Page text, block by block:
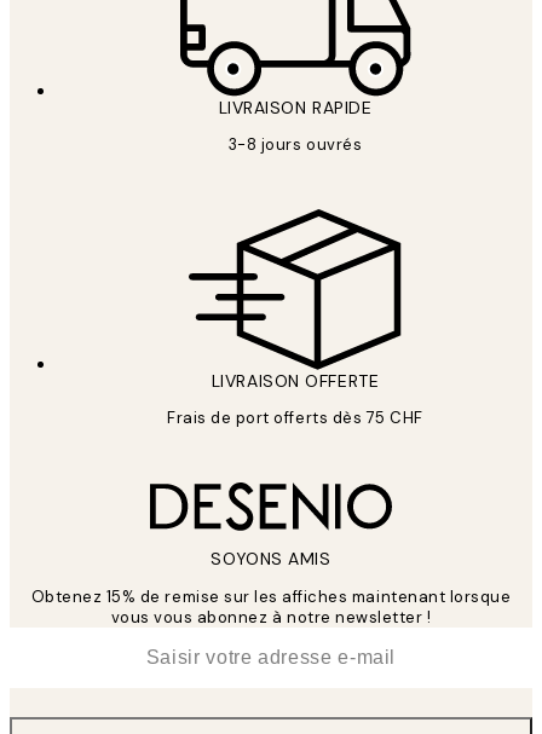
LIVRAISON RAPIDE
3-8 jours ouvrés
LIVRAISON OFFERTE
Frais de port offerts dès 75 CHF
SOYONS AMIS
Obtenez 15% de remise sur les affiches maintenant lorsque
vous vous abonnez à notre newsletter !